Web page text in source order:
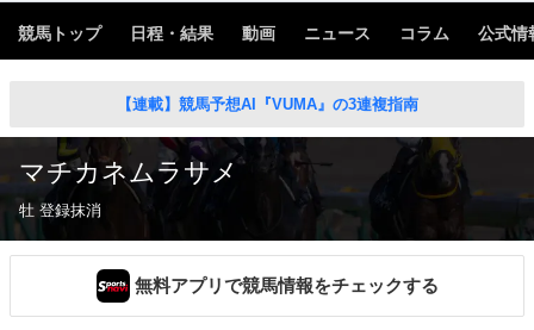
競馬トップ 日程・結果 動画 ニュース コラム 公式情
【連載】競馬予想AI『VUMA』の3連複指南
マチカネムラサメ
牡 登録抹消
無料アプリで競馬情報をチェックする